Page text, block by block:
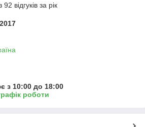
відгуків за рік
з 10:00 до 18:00
роботи